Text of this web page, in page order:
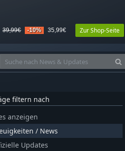
39,99€ -10% 35,99€ Zur Shop-Seite
filtern nach
anzeigen
/ News
Updates